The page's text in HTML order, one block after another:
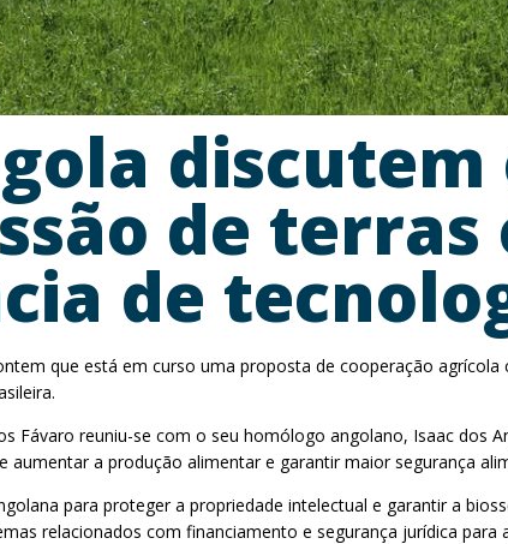
de
de
que está em curso uma proposta de cooperação
Fávaro reuniu-se com o seu homólogo angolano, Isaac dos
a produção alimentar e garantir maior segurança
para proteger a propriedade intelectual e garantir a
relacionados com financiamento e segurança jurídica para